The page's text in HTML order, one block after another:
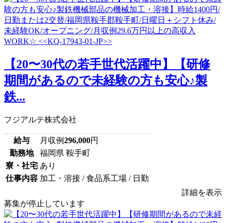
【20〜30代の若手世代活躍中】【研修
期間があるので未経験の方も安心♪製
鉄...
フジアルテ株式会社
給与 月収例296,000円
勤務地
福岡県 鞍手町
寮・社宅 あり
仕事内容 加工・溶接 / 食品系工場 / 日勤
詳細を表示
募集が停止しています